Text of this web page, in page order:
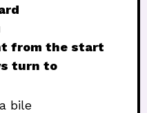
from the start
turn to
bile